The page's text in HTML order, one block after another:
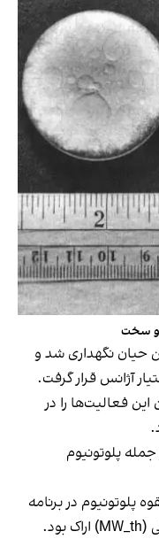
و سخت
حیان نگهداری شد و
آژانس قرار گرفت.
این فعالیت‌ها را در
پلوتونیوم
بالقوه پلوتونیوم در برنامه